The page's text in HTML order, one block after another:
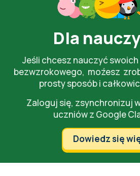
Dla
Jeśli chcesz nauczyć
bezwzrokowego, moźesz
prosty sposób i
Zaloguj się, zsynchronizuj
uczniów z Google
Dowiedz się